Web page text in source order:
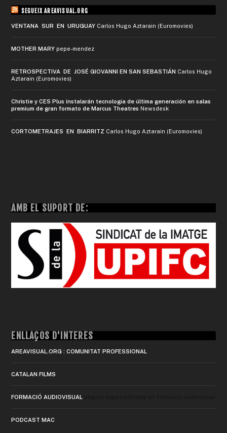
SEGUEIX AREAVISUAL.ORG
VENTANA SUR EN URUGUAY Carlos Hugo Aztarain (Euromovies)
MOTHER MARY pepe-mendez
RETROSPECTIVA DE JOSÉ GIOVANNI EN SAN SEBASTIÁN Carlos Hugo
Aztarain (Euromovies)
Christie y CES Plus instalarán tecnología de última generación en salas
premium de gran formato de Marcus Theatres Newsdesk
CORTOMETRAJES EN BIARRITZ Carlos Hugo Aztarain (Euromovies)
AMB EL SUPORT DE:
ENLLAÇOS D'INTERÈS
AREAVISUAL.ORG : COMUNITAT PROFESSIONAL
CATALAN FILMS
FORMACIÓ AUDIOVISUAL
PODCAST MAC